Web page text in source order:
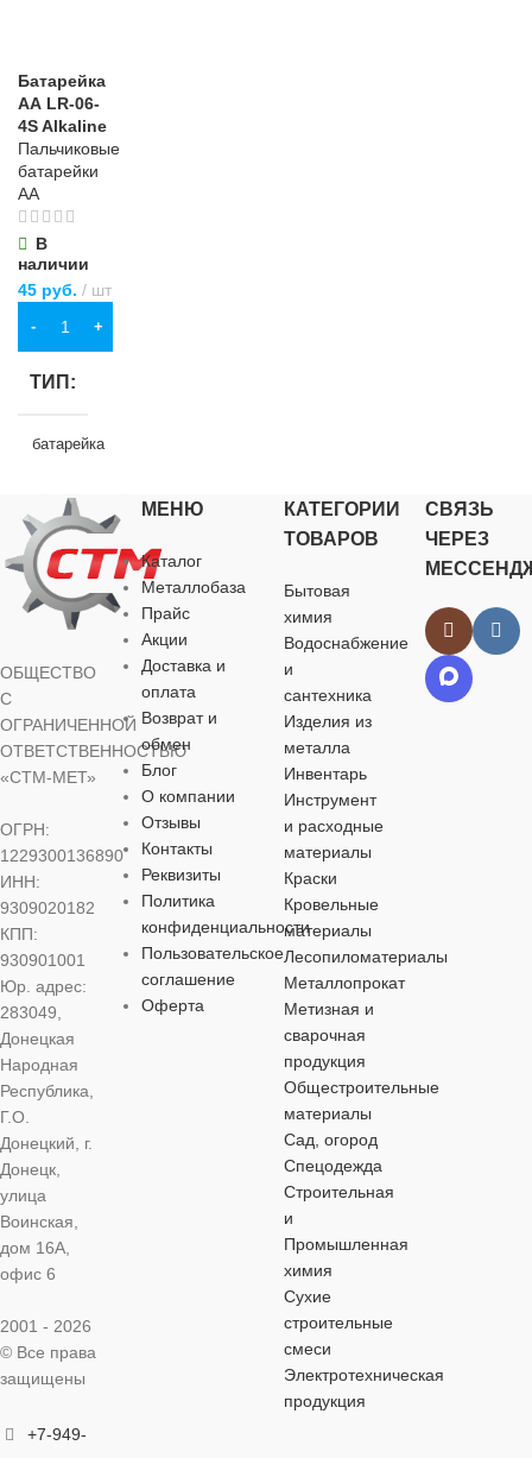
Батарейка
АА LR-06-
4S Alkaline
Пальчиковые
батарейки
АА
В
наличии
45 руб. шт
В КОРЗИНУ
ТИП
батарейка
УПАКОВКА
пленка
ОБЩЕСТВО
С
ОГРАНИЧЕННОЙ
ОТВЕТСТВЕННОСТЬЮ
«СТМ-МЕТ»
ОГРН:
1229300136890
ИНН:
9309020182
КПП:
930901001
Юр. адрес:
283049,
Донецкая
Народная
Республика,
Г.О.
Донецкий, г.
Донецк,
улица
Воинская,
дом 16А,
офис 6
2001 - 2026
© Все права
защищены
+7-949-
МЕНЮ
Каталог
Металлобаза
Прайс
Акции
Доставка и
оплата
Возврат и
обмен
Блог
О компании
Отзывы
Контакты
Реквизиты
Политика
конфиденциальности
Пользовательское
соглашение
Оферта
КАТЕГОРИИ
ТОВАРОВ
Бытовая
химия
Водоснабжение
и
сантехника
Изделия из
металла
Инвентарь
Инструмент
и расходные
материалы
Краски
Кровельные
материалы
Лесопиломатериалы
Металлопрокат
Метизная и
сварочная
продукция
Общестроительные
материалы
Сад, огород
Спецодежда
Строительная
и
Промышленная
химия
Сухие
строительные
смеси
Электротехническая
продукция
СВЯЗЬ
ЧЕРЕЗ